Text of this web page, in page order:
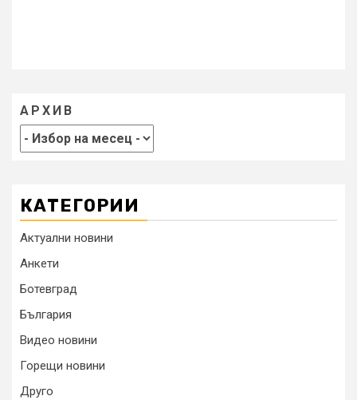
АРХИВ
КАТЕГОРИИ
Актуални новини
Анкети
Ботевград
България
Видео новини
Горещи новини
Друго